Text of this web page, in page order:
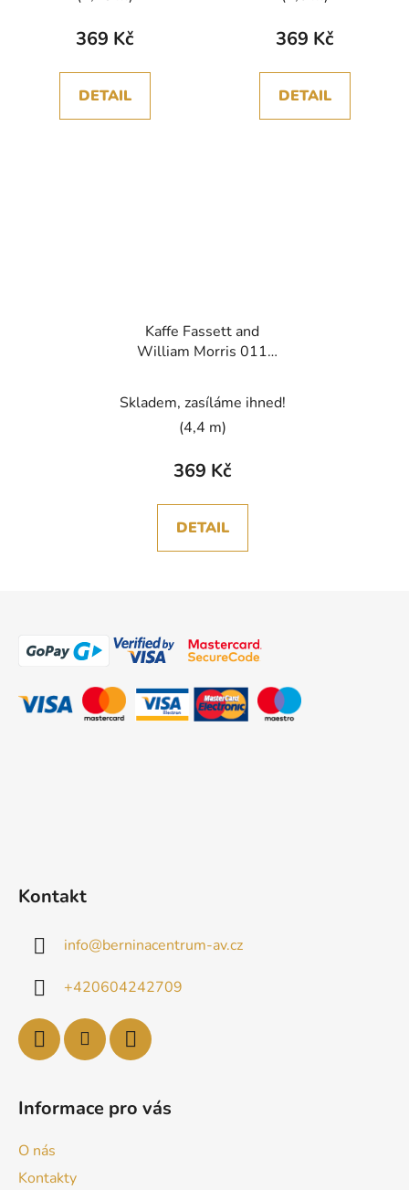
369 Kč
DETAIL
369 Kč
DETAIL
Kaffe Fassett and
William Morris 011
bavlněná látka
Skladem, zasíláme ihned!
(4,4 m)
369 Kč
DETAIL
Kontakt
info@berninacentrum-av.cz
+420604242709
Informace pro vás
O nás
Kontakty